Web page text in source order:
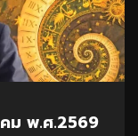
ม พ.ศ.2569